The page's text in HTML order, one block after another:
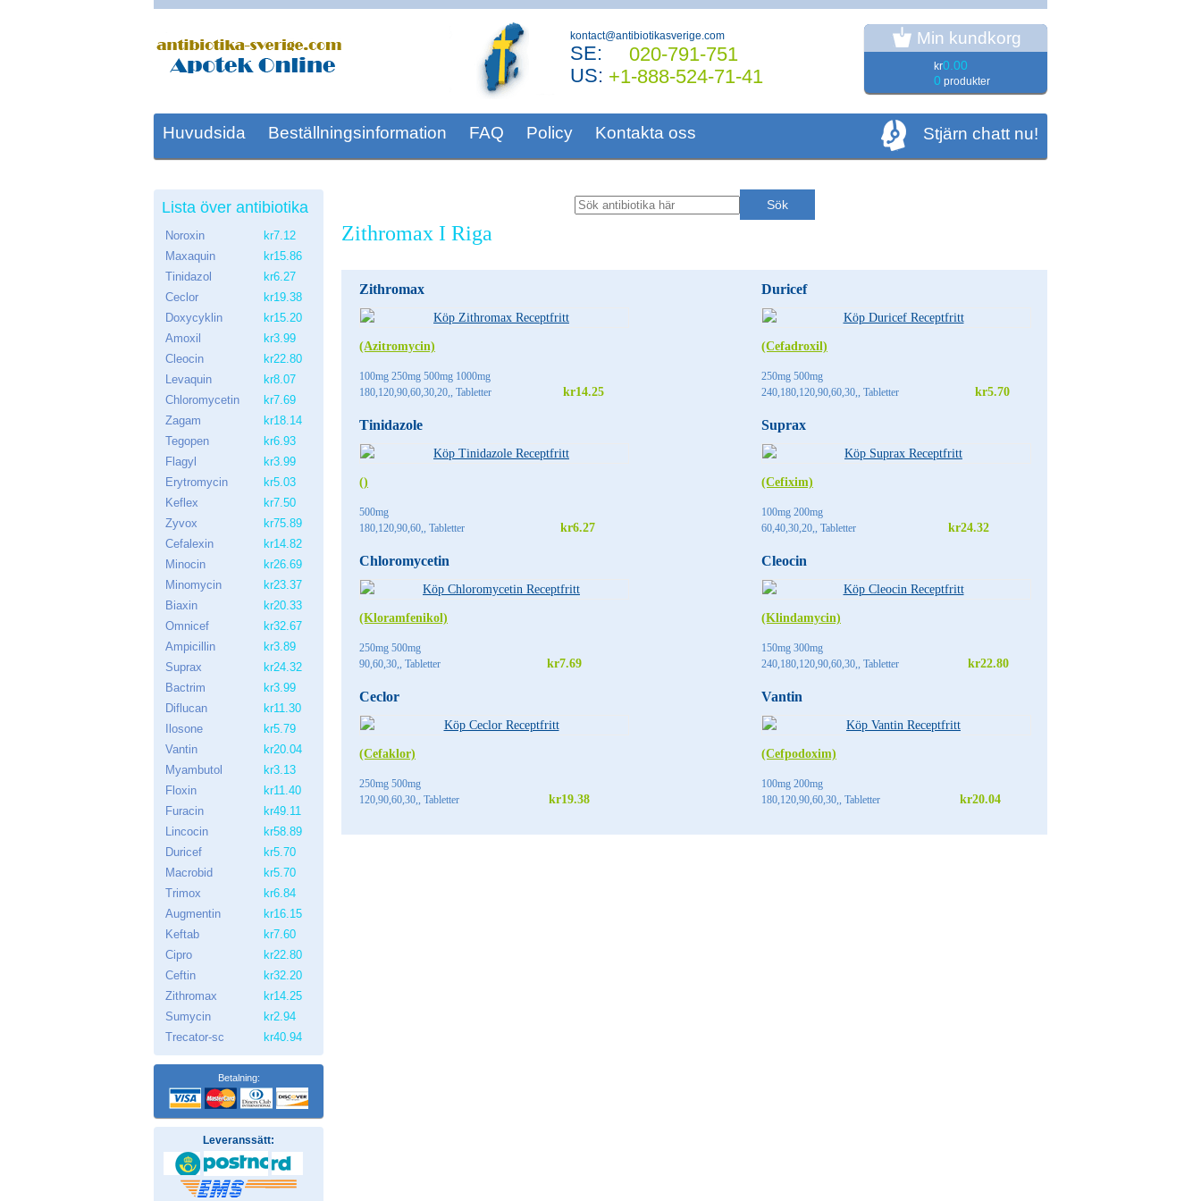
kontact@antibiotikasverige.com
SE:
020-791-751
US: +1-888-524-71-41
Min kundkorg
kr0.00
0 produkter
Huvudsida Beställningsinformation FAQ Policy Kontakta oss Stjärn chatt nu!
Zithromax I Riga
Zithromax
(Azitromycin)
100mg 250mg 500mg 1000mg
180,120,90,60,30,20,, Tabletter
kr14.25
Duricef
(Cefadroxil)
250mg 500mg
240,180,120,90,60,30,, Tabletter
kr5.70
Tinidazole
()
500mg
180,120,90,60,, Tabletter
kr6.27
Suprax
(Cefixim)
100mg 200mg
60,40,30,20,, Tabletter
kr24.32
Chloromycetin
(Kloramfenikol)
250mg 500mg
90,60,30,, Tabletter
kr7.69
Cleocin
(Klindamycin)
150mg 300mg
240,180,120,90,60,30,, Tabletter
kr22.80
Ceclor
(Cefaklor)
250mg 500mg
120,90,60,30,, Tabletter
kr19.38
Vantin
(Cefpodoxim)
100mg 200mg
180,120,90,60,30,, Tabletter
kr20.04
Lista över antibiotika
Noroxin
kr7.12
Maxaquin
kr15.86
Tinidazol
kr6.27
Ceclor
kr19.38
Doxycyklin
kr15.20
Amoxil
kr3.99
Cleocin
kr22.80
Levaquin
kr8.07
Chloromycetin
kr7.69
Zagam
kr18.14
Tegopen
kr6.93
Flagyl
kr3.99
Erytromycin
kr5.03
Keflex
kr7.50
Zyvox
kr75.89
Cefalexin
kr14.82
Minocin
kr26.69
Minomycin
kr23.37
Biaxin
kr20.33
Omnicef
kr32.67
Ampicillin
kr3.89
Suprax
kr24.32
Bactrim
kr3.99
Diflucan
kr11.30
Ilosone
kr5.79
Vantin
kr20.04
Myambutol
kr3.13
Floxin
kr11.40
Furacin
kr49.11
Lincocin
kr58.89
Duricef
kr5.70
Macrobid
kr5.70
Trimox
kr6.84
Augmentin
kr16.15
Keftab
kr7.60
Cipro
kr22.80
Ceftin
kr32.20
Zithromax
kr14.25
Sumycin
kr2.94
Trecator-sc
kr40.94
Betalning:
Leveranssätt: